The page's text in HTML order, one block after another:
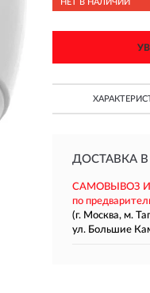
НЕТ В НАЛИЧИИ
ДОСТАВКА В
САМОВЫВОЗ
по
(г. Москва, м.
ул. Большие